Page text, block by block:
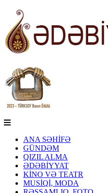
ANA SƏHİFƏ
GÜNDƏM
QIZIL ALMA
ƏDƏBİYYAT
KİNO VƏ TEATR
MUSİQİ, MODA